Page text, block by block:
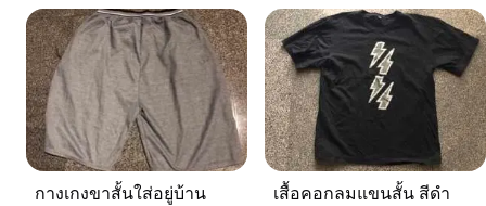
กางเกงขาสั้นใส่อยู่บ้าน
เสื้อคอกลมแขนสั้น สีดำ